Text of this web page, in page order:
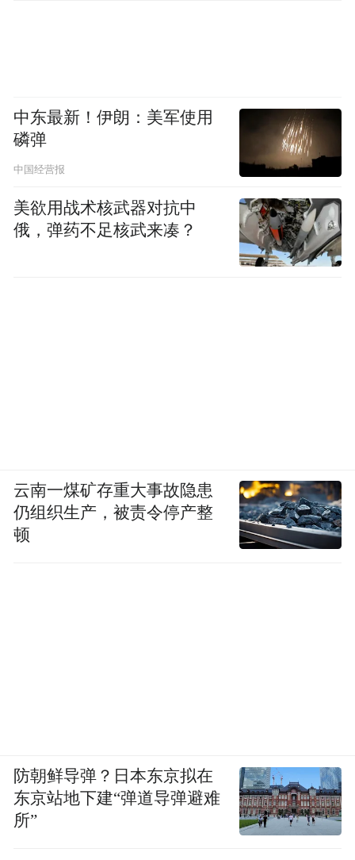
中东最新！伊朗：美军使用
磷弹
中国经营报
美欲用战术核武器对抗中
俄，弹药不足核武来凑？
云南一煤矿存重大事故隐患
仍组织生产，被责令停产整
顿
防朝鲜导弹？日本东京拟在
东京站地下建“弹道导弹避难
所”